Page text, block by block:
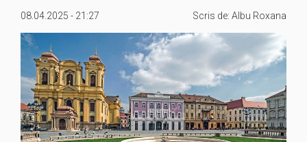
08.04.2025 - 21:27 Scris de: Albu Roxana